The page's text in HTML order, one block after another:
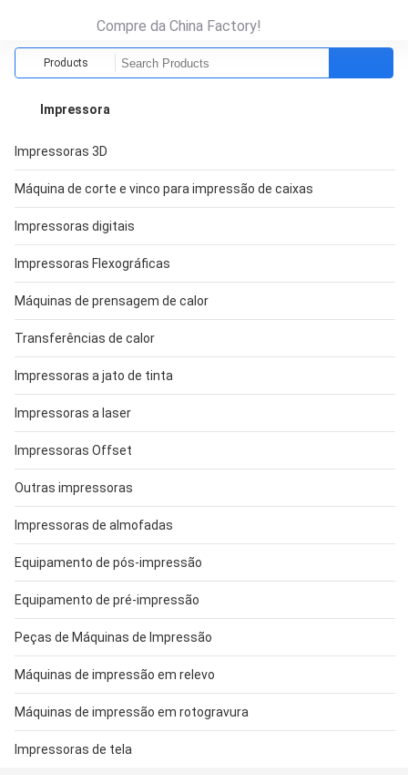
Compre da China Factory!
Products
Impressora
Impressoras 3D
Máquina de corte e vinco para impressão de caixas
Impressoras digitais
Impressoras Flexográficas
Máquinas de prensagem de calor
Transferências de calor
Impressoras a jato de tinta
Impressoras a laser
Impressoras Offset
Outras impressoras
Impressoras de almofadas
Equipamento de pós-impressão
Equipamento de pré-impressão
Peças de Máquinas de Impressão
Máquinas de impressão em relevo
Máquinas de impressão em rotogravura
Impressoras de tela